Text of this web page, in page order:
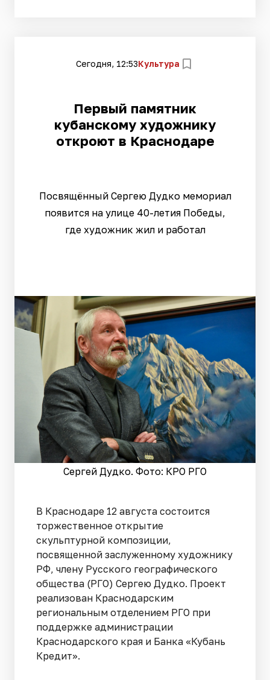
Сегодня, 12:53Культура
Первый памятник
кубанскому художнику
откроют в Краснодаре
Посвящённый Сергею Дудко мемориал
появится на улице 40-летия Победы,
где художник жил и работал
Сергей Дудко. Фото: КРО РГО
В Краснодаре 12 августа состоится
торжественное открытие
скульптурной композиции,
посвященной заслуженному художнику
РФ, члену Русского географического
общества (РГО) Сергею Дудко. Проект
реализован Краснодарским
региональным отделением РГО при
поддержке администрации
Краснодарского края и Банка «Кубань
Кредит».